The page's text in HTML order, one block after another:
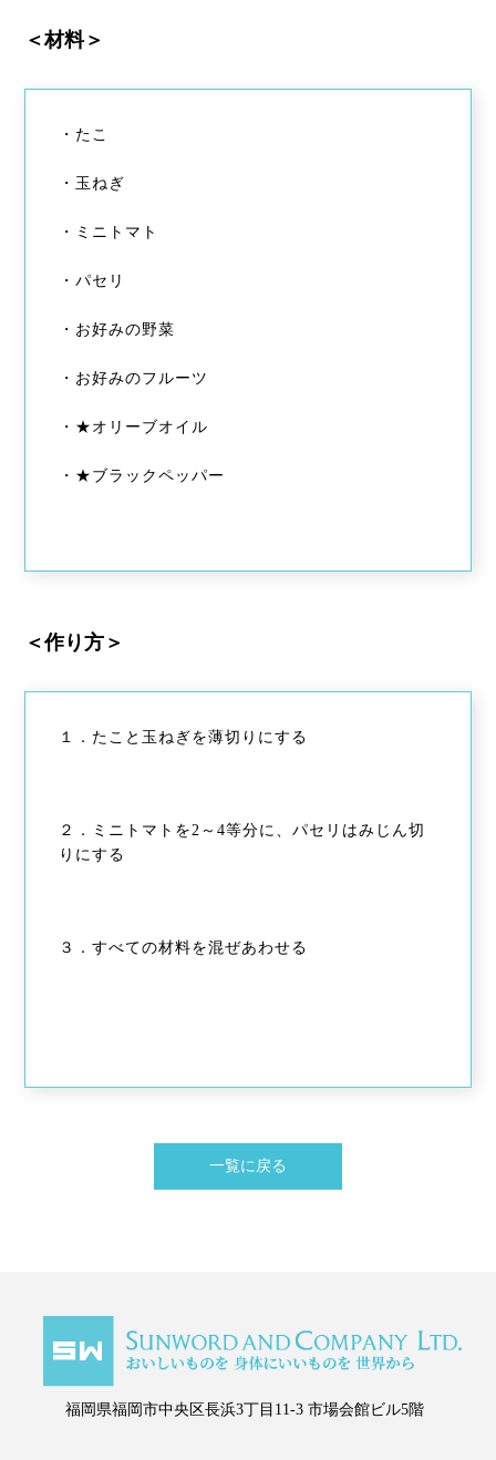
＜材料＞
・たこ
・玉ねぎ
・ミニトマト
・パセリ
・お好みの野菜
・お好みのフルーツ
・★オリーブオイル
・★ブラックペッパー
＜作り方＞
１．たこと玉ねぎを薄切りにする
２．ミニトマトを2～4等分に、パセリはみじん切
りにする
３．すべての材料を混ぜあわせる
一覧に戻る
福岡県福岡市中央区長浜3丁目11-3 市場会館ビル5階